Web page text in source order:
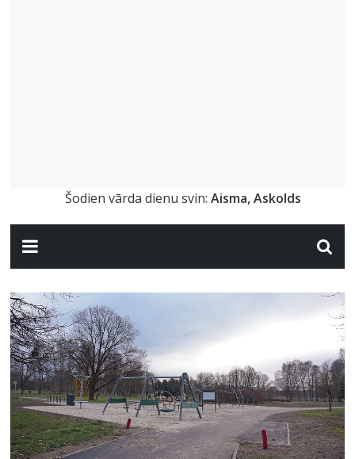
Šodien vārda dienu svin: Aisma, Askolds